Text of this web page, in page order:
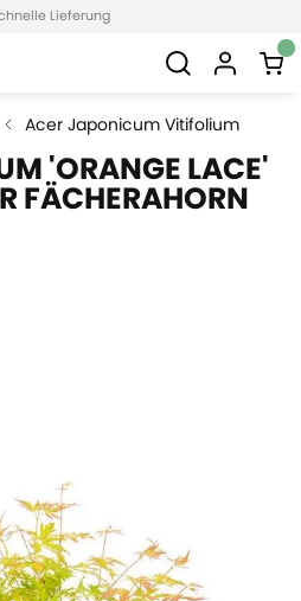
Lieferung
Acer Japonicum Vitifolium
'ORANGE LACE'
FÄCHERAHORN